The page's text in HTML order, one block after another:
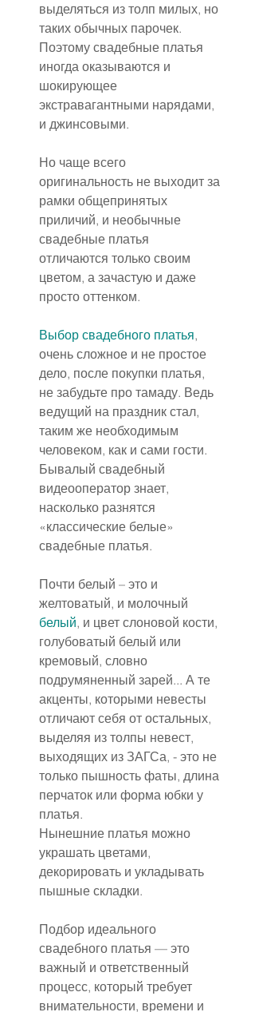
выделяться из толп милых, но
таких обычных парочек.
Поэтому свадебные платья
иногда оказываются и
шокирующее
экстравагантными нарядами,
и джинсовыми.
Но чаще всего
оригинальность не выходит за
рамки общепринятых
приличий, и необычные
свадебные платья
отличаются только своим
цветом, а зачастую и даже
просто оттенком.
Выбор свадебного платья,
очень сложное и не простое
дело, после покупки платья,
не забудьте про тамаду. Ведь
ведущий на праздник стал,
таким же необходимым
человеком, как и сами гости.
Бывалый свадебный
видеооператор знает,
насколько разнятся
«классические белые»
свадебные платья.
Почти белый – это и
желтоватый, и молочный
белый, и цвет слоновой кости,
голубоватый белый или
кремовый, словно
подрумяненный зарей... А те
акценты, которыми невесты
отличают себя от остальных,
выделяя из толпы невест,
выходящих из ЗАГСа, - это не
только пышность фаты, длина
перчаток или форма юбки у
платья.
Нынешние платья можно
украшать цветами,
декорировать и укладывать
пышные складки.
Подбор идеального
свадебного платья — это
важный и ответственный
процесс, который требует
внимательности, времени и